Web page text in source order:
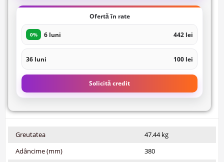
Ofertă în rate
0% 6 luni 442 lei
36 luni 100 lei
Solicită credit
Greutatea
47.44 kg
Adâncime (mm)
380